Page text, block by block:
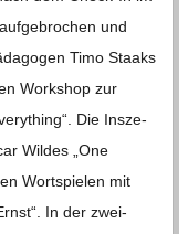
und
Timo Staaks
Work­shop zur
Die Insze­
Wil­des „One
Wort­spie­len mit
In der zwei­